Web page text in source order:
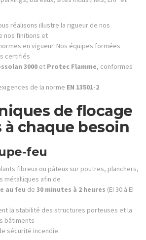
réalisons illustre la rigueur de nos
nos finitions et
en vigueur. Nos équipes formées
certifiés
3000 et Protec Flamme, conformes
de la norme EN 13501-2.
de flocage
à chaque besoin
feu
fibreux ou pâteux sur poutres, planchers,
métalliques afin de
au feu de 30 minutes à 2 heures (EI 30 à EI
la stabilité des structures porteuses et la
bâtiments
sécurité incendie.